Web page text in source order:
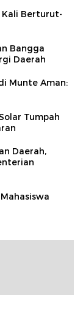
Kali Berturut-
Bangga
Daerah
Munte Aman:
Tumpah
Daerah,